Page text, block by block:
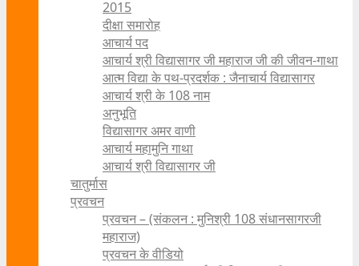
2015
दीक्षा समारोह
आचार्य पद
आचार्य श्री विद्यासागर जी महाराज जी की जीवन-गाथा
आत्म विद्या के पथ-प्रदर्शक : जैनाचार्य विद्यासागर
आचार्य श्री के 108 नाम
अनुभूति
विद्यासागर अमर वाणी
आचार्य महामुनि गाथा
आचार्य श्री विद्यासागर जी
चातुर्मास
प्रवचन
प्रवचन – (संकलन : मुनिश्री 108 संधानसागरजी
महाराज)
प्रवचन के वीडियो